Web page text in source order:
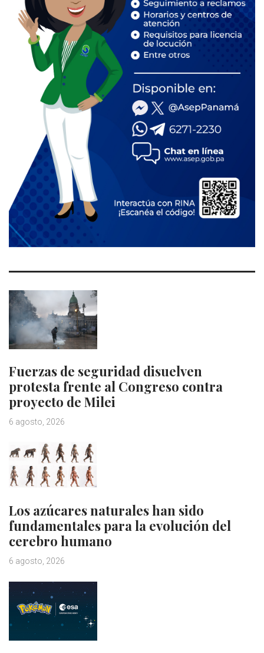
Fuerzas de seguridad disuelven
protesta frente al Congreso contra
proyecto de Milei
6 agosto, 2026
Los azúcares naturales han sido
fundamentales para la evolución del
cerebro humano
6 agosto, 2026